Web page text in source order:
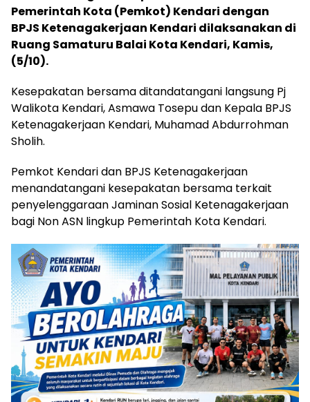
Pemerintah Kota (Pemkot) Kendari dengan
BPJS Ketenagakerjaan Kendari dilaksanakan di
Ruang Samaturu Balai Kota Kendari, Kamis,
(5/10).
Kesepakatan bersama ditandatangani langsung Pj
Walikota Kendari, Asmawa Tosepu dan Kepala BPJS
Ketenagakerjaan Kendari, Muhamad Abdurrohman
Sholih.
Pemkot Kendari dan BPJS Ketenagakerjaan
menandatangani kesepakatan bersama terkait
penyelenggaraan Jaminan Sosial Ketenagakerjaan
bagi Non ASN lingkup Pemerintah Kota Kendari.